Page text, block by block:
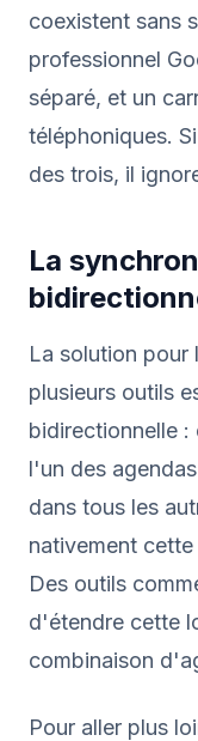
coexistent sans
professionnel
séparé, et un
téléphoniques.
des trois, il
La
La solution pour
plusieurs outils
bidirectionnelle :
l'un des
dans tous les
nativement
Des outils
d'étendre cette
combinaison
Pour aller plus